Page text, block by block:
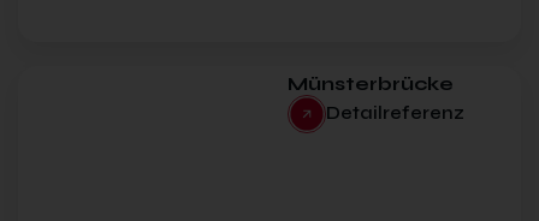
Münsterbrücke
Detailreferenz